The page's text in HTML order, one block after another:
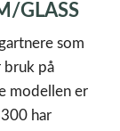
GLASS
som
bruk på
modellen er
har